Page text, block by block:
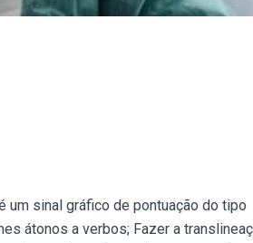
um sinal gráfico de pontuação do tipo
átonos a verbos; Fazer a